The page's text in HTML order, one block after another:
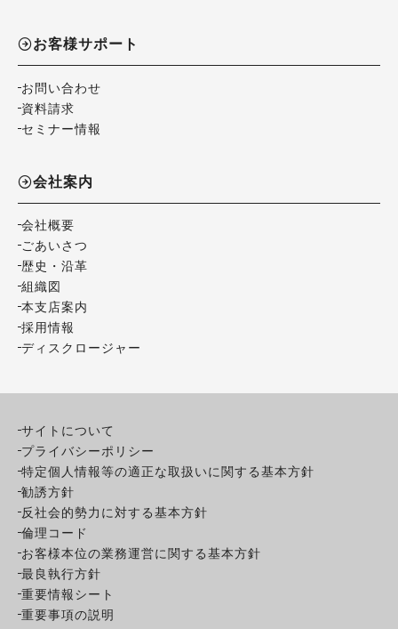
お客様サポート
お問い合わせ
資料請求
セミナー情報
会社案内
会社概要
ごあいさつ
歴史・沿革
組織図
本支店案内
採用情報
ディスクロージャー
サイトについて
プライバシーポリシー
特定個人情報等の適正な取扱いに関する基本方針
勧誘方針
反社会的勢力に対する基本方針
倫理コード
お客様本位の業務運営に関する基本方針
最良執行方針
重要情報シート
重要事項の説明